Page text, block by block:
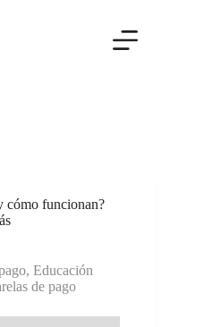
cómo funcionan?
, Educación
de pago